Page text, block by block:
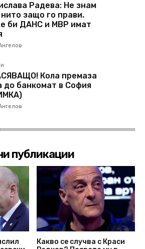
Радева: Не знам
нито защо го прави.
би ДАНС и МВР имат
Кола премаза
до банкомат в София
публикации
Какво се случва с Краси